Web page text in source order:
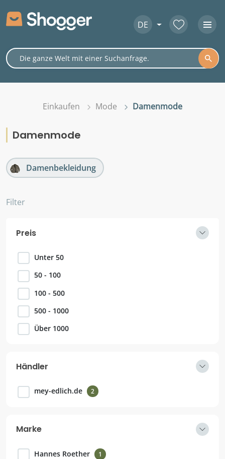
DE
Einkaufen Mode Damenmode
Damenmode
Damenbekleidung
Filter
Preis
Unter 50
50 - 100
100 - 500
500 - 1000
Über 1000
Händler
mey-edlich.de 2
Marke
Hannes Roether 1